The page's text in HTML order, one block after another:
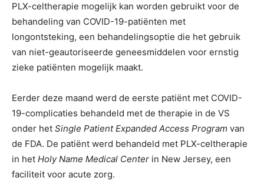
PLX-celtherapie mogelijk kan worden gebruikt voor de
behandeling van COVID-19-patiënten met
longontsteking, een behandelingsoptie die het gebruik
van niet-geautoriseerde geneesmiddelen voor ernstig
zieke patiënten mogelijk maakt.
Eerder deze maand werd de eerste patiënt met COVID-
19-complicaties behandeld met de therapie in de VS
onder het Single Patient Expanded Access Program van
de FDA. De patiënt werd behandeld met PLX-celtherapie
in het Holy Name Medical Center in New Jersey, een
faciliteit voor acute zorg.